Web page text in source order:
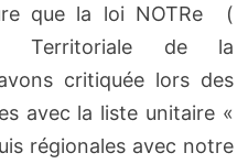
que la loi NOTRe (
Territoriale de la
critiquée lors des
avec la liste unitaire «
régionales avec notre